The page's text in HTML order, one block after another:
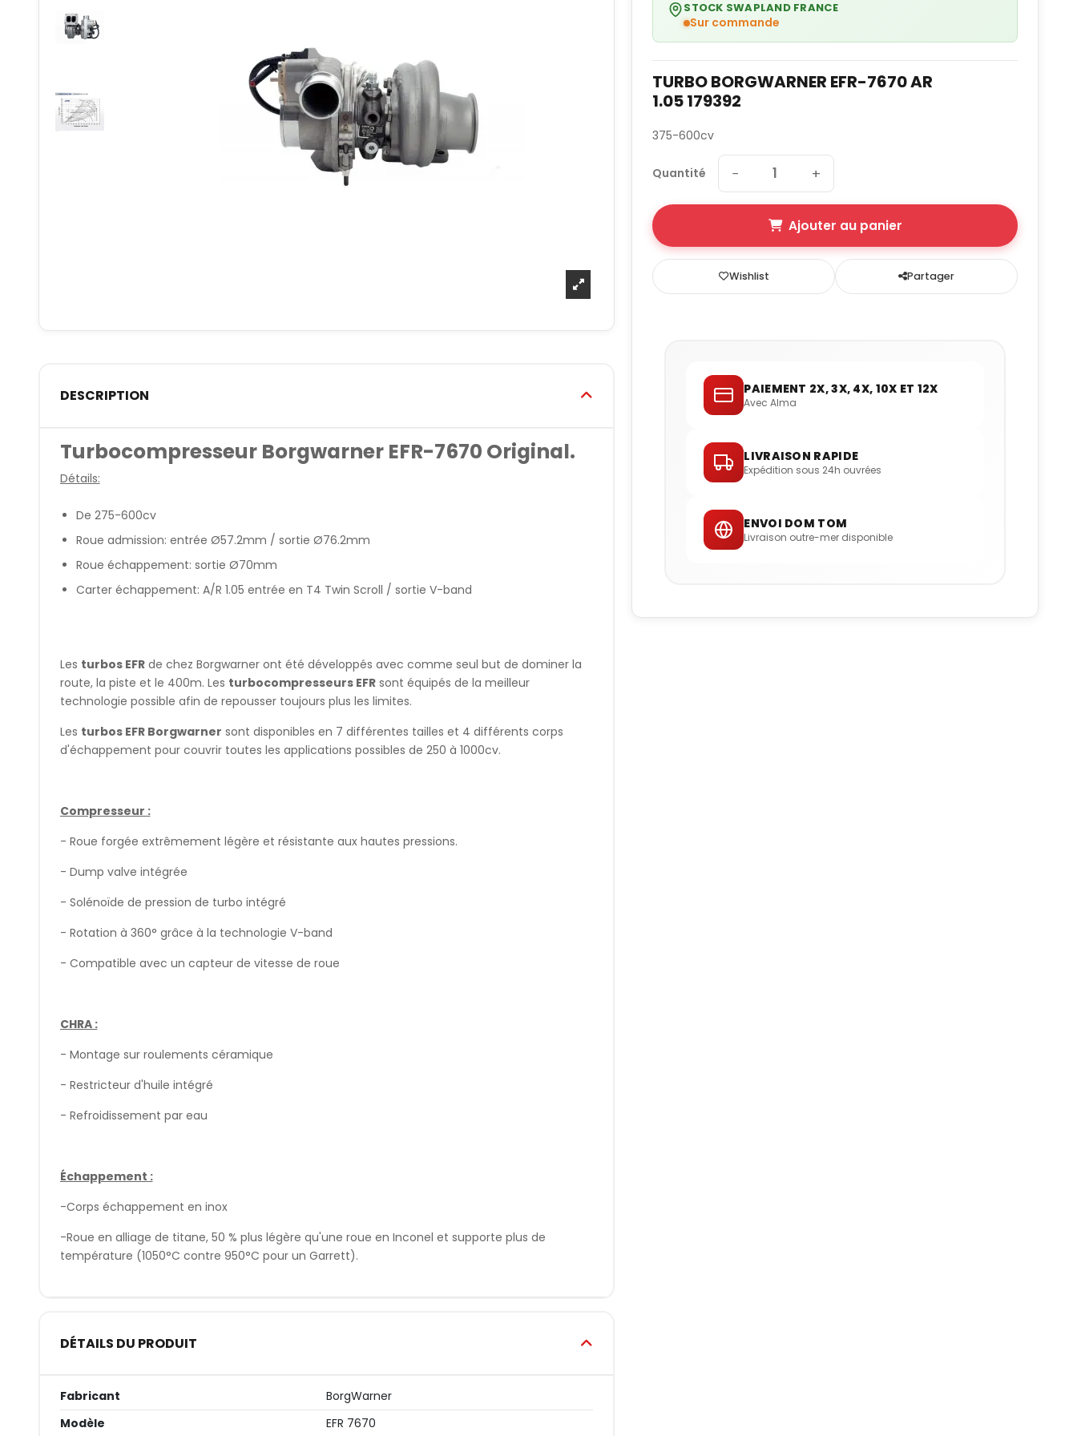
DESCRIPTION
Turbocompresseur Borgwarner EFR-7670 Original.
Détails:
De 275-600cv
Roue admission: entrée Ø57.2mm / sortie Ø76.2mm
Roue échappement: sortie Ø70mm
Carter échappement: A/R 1.05 entrée en T4 Twin Scroll / sortie V-band
Les turbos EFRde chez Borgwarner ont été développés avec comme seul but de dominer la
route, la piste et le 400m. Les turbocompresseurs EFRsont équipés de la meilleur
technologie possible afin de repousser toujours plus les limites.
Les turbos EFR Borgwarner sont disponibles en 7 différentes tailles et 4 différents corps
d'échappement pour couvrir toutes les applications possibles de 250 à 1000cv.
Compresseur :
- Roue forgée extrêmement légère et résistante aux hautes pressions.
- Dump valve intégrée
- Solénoïde de pression de turbo intégré
- Rotation à 360° grâce à la technologie V-band
- Compatible avec un capteur de vitesse de roue
CHRA :
- Montage sur roulements céramique
- Restricteur d'huile intégré
- Refroidissement par eau
Échappement :
-Corps échappement en inox
-Roue en alliage de titane, 50 % plus légère qu'une roue en Inconel et supporte plus de
température (1050°C contre 950°C pour un Garrett).
DÉTAILS DU PRODUIT
Fabricant
BorgWarner
Modèle
EFR 7670
STOCK SWAPLAND FRANCE
Sur commande
TURBO BORGWARNER EFR-7670 AR
1.05 179392
375-600cv
Quantité − +
Ajouter au panier
Wishlist Partager
PAIEMENT 2X, 3X, 4X, 10X ET 12X
Avec Alma
LIVRAISON RAPIDE
Expédition sous 24h ouvrées
ENVOI DOM TOM
Livraison outre-mer disponible